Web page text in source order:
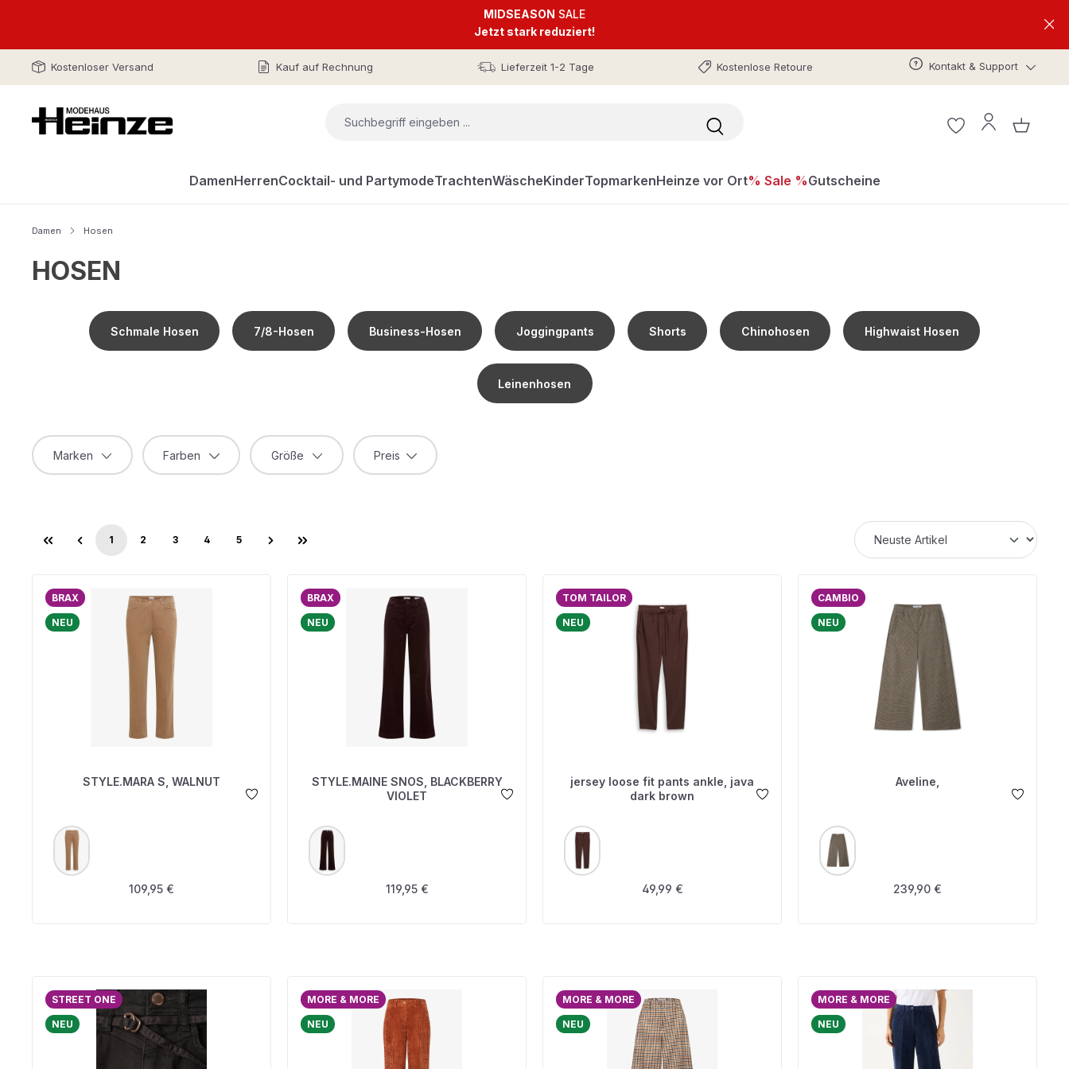
MIDSEASON SALE
Jetzt stark reduziert!
Kostenloser Versand Kauf auf Rechnung Lieferzeit 1-2 Tage Kostenlose Retoure Kontakt & Support
DamenHerrenCocktail- und PartymodeTrachtenWäscheKinderTopmarkenHeinze vor Ort% Sale %Gutscheine
Damen Hosen
HOSEN
Schmale Hosen 7/8-Hosen Business-Hosen Joggingpants Shorts Chinohosen Highwaist Hosen
Leinenhosen
Marken Farben Größe Preis
Seite
1 Seite
2 Seite
3 Seite
4 Seite
5
BRAX
NEU
STYLE.MARA S, WALNUT
FARBE
Regulärer Preis:
109,95 €
BRAX
NEU
STYLE.MAINE SNOS, BLACKBERRY
VIOLET
FARBE
Regulärer Preis:
119,95 €
TOM TAILOR
NEU
jersey loose fit pants ankle, java
dark brown
FARBE
Regulärer Preis:
49,99 €
CAMBIO
NEU
Aveline,
FARBE
Regulärer Preis:
239,90 €
STREET ONE
NEU
MORE & MORE
NEU
MORE & MORE
NEU
MORE & MORE
NEU